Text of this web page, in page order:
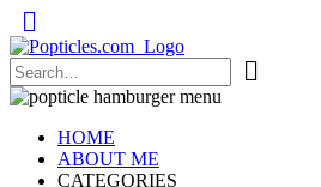
Popticles.com
HOME
ABOUT ME
CATEGORIES